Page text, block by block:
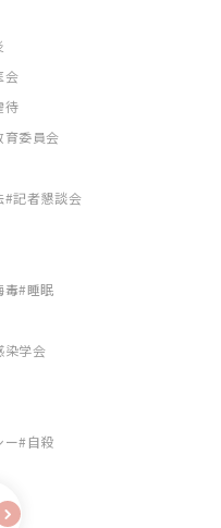
会
待
育委員会
記者懇談会
毒 睡眠
染学会
ー 自殺